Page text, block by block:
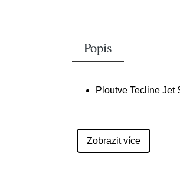
Popis
Ploutve Tecline Jet
Zobrazit více